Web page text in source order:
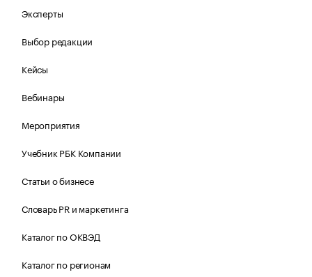
Эксперты
Выбор редакции
Кейсы
Вебинары
Мероприятия
Учебник РБК Компании
Статьи о бизнесе
Словарь PR и маркетинга
Каталог по ОКВЭД
Каталог по регионам